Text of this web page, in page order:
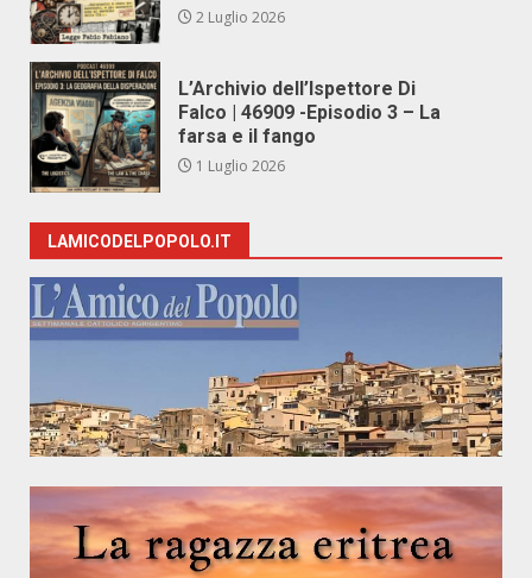
2 Luglio 2026
L’Archivio dell’Ispettore Di
Falco | 46909 -Episodio 3 – La
farsa e il fango
1 Luglio 2026
LAMICODELPOPOLO.IT